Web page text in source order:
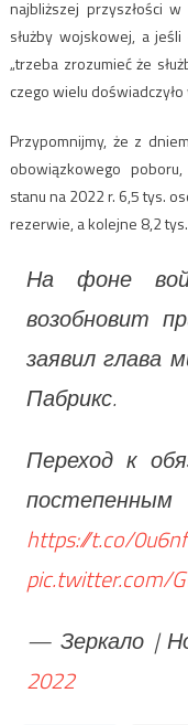
najbliższej przyszłości
służby wojskowej, a
„trzeba zrozumieć że
czego wielu
Przypomnijmy, że z
obowiązkowego
stanu na 2022 r. 6,5 tys.
rezerwie, a kolejne 8,2
На фоне
возобновит
заявил глава
Пабрикс.
Переход к
https://t.co/
pic.twitter.com/
— Зеркало |
2022